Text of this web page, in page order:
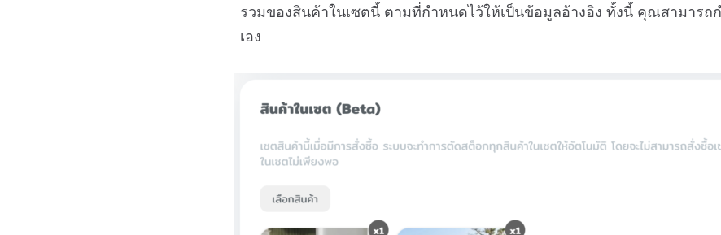
รวมของสินค้าในเซตนี้ ตามที่กำหนดไว้ให้เป็นข้อมูลอ้างอิง ทั้งนี้ คุณสามารถ
เอง